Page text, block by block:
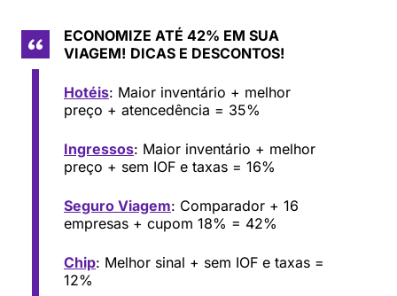
ECONOMIZE ATÉ 42% EM SUA
VIAGEM! DICAS E DESCONTOS!
Hotéis: Maior inventário + melhor
preço + atencedência = 35%
Ingressos: Maior inventário + melhor
preço + sem IOF e taxas = 16%
Seguro Viagem: Comparador + 16
empresas + cupom 18% = 42%
Chip: Melhor sinal + sem IOF e taxas =
12%